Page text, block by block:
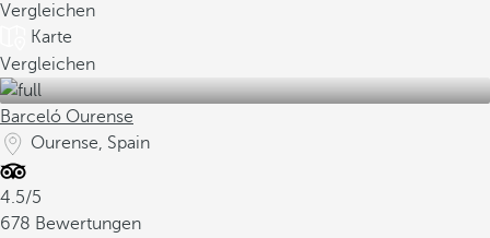
Vergleichen
Karte
Vergleichen
Barceló Ourense
Ourense, Spain
4.5/5
678 Bewertungen